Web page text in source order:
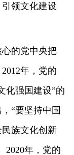
领文化建设
的党中央把
年，党的
化强国建设”的
“要坚持中国
族文化创新
2020年，党的